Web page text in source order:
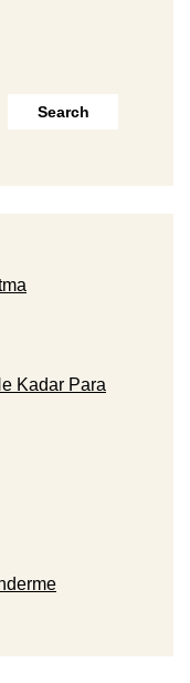
Kadar Para